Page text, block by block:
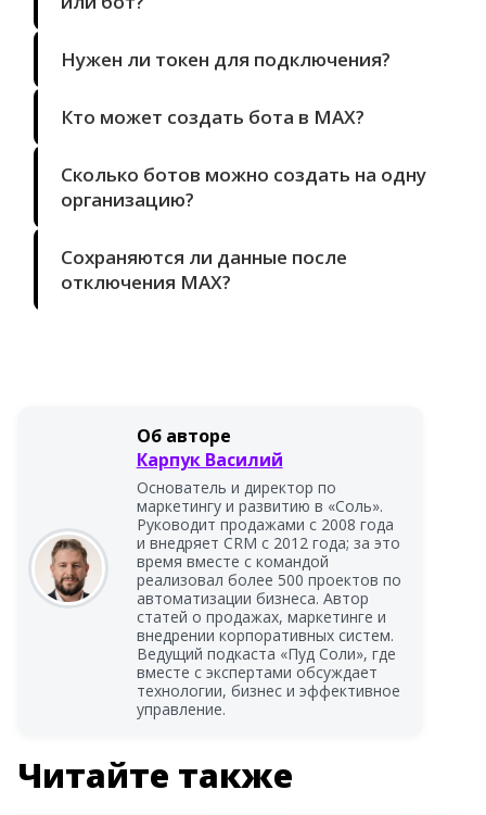
Нужен ли токен для подключения?
Кто может создать бота в MAX?
Сколько ботов можно создать на одну
организацию?
Сохраняются ли данные после
отключения MAX?
Об авторе
Карпук Василий
Основатель и директор по
маркетингу и развитию в «Соль».
Руководит продажами с 2008 года
и внедряет CRM с 2012 года; за это
время вместе с командой
реализовал более 500 проектов по
автоматизации бизнеса. Автор
статей о продажах, маркетинге и
внедрении корпоративных систем.
Ведущий подкаста «Пуд Соли», где
вместе с экспертами обсуждает
технологии, бизнес и эффективное
управление.
Читайте также